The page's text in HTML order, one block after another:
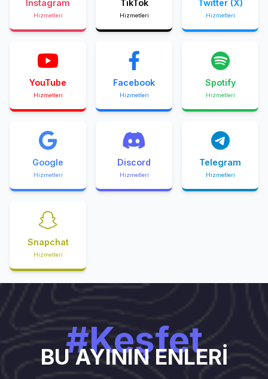
Instagram
Hizmetleri
TikTok
Hizmetleri
Twitter (X)
Hizmetleri
YouTube
Hizmetleri
Facebook
Hizmetleri
Spotify
Hizmetleri
Google
Hizmetleri
Discord
Hizmetleri
Telegram
Hizmetleri
Snapchat
Hizmetleri
#Keşfet
BU AYININ ENLERİ